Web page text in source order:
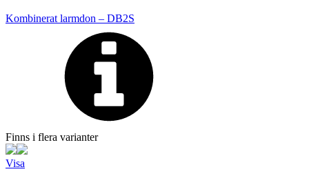
Kombinerat larmdon – DB2S
Finns i flera varianter
Visa